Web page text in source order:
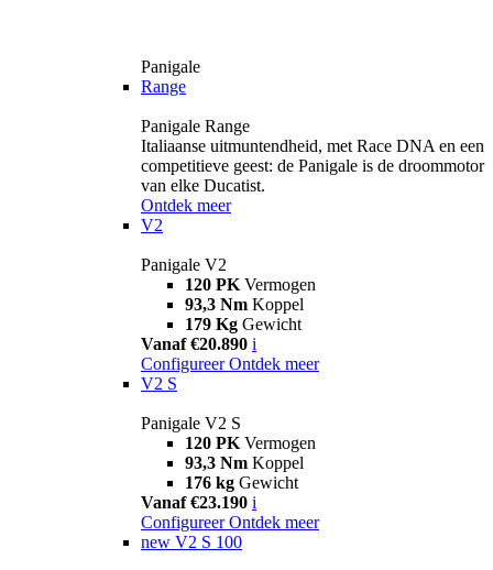
Panigale
Range
Panigale Range
Italiaanse uitmuntendheid, met Race DNA en een
competitieve geest: de Panigale is de droommotor
van elke Ducatist.
Ontdek meer
V2
Panigale V2
120 PK Vermogen
93,3 Nm Koppel
179 Kg Gewicht
Vanaf €20.890 i
Configureer Ontdek meer
V2 S
Panigale V2 S
120 PK Vermogen
93,3 Nm Koppel
176 kg Gewicht
Vanaf €23.190 i
Configureer Ontdek meer
new V2 S 100